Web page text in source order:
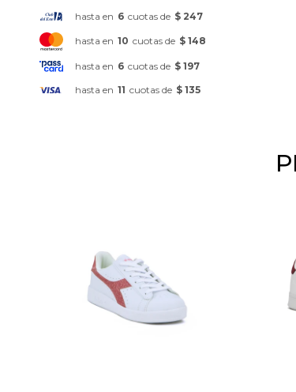
hasta en 6 cuotas de $ 247
hasta en 10 cuotas de $ 148
hasta en 6 cuotas de $ 197
hasta en 11 cuotas de $ 135